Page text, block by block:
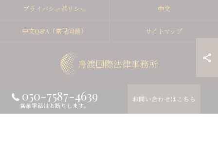
050-7587-4639
営業電話はお断りします。
お問い合わせはこちら
プライバシーポリシー 中文
中文Q&A（常见问题） サイトマップ
© 2026 東京の弁護士なら舟渡国際法律事務所 ALL RIGHTS RESERVED.